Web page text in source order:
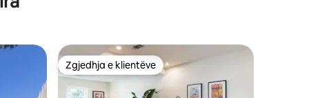
Zgjedhja e klientëve
Zgjedhja e klientëve